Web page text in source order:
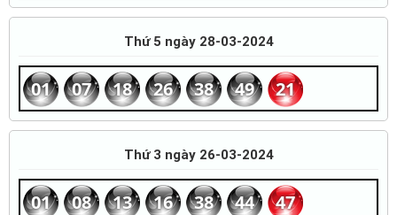
Thứ 5 ngày 28-03-2024
01 07 18 26 38 49 21
Thứ 3 ngày 26-03-2024
01 08 13 16 38 44 47